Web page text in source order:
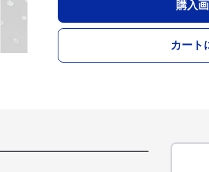
購入
カート